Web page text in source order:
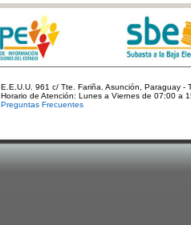
E.E.U.U. 961 c/ Tte. Fariña. Asunción, Paraguay -
Horario de Atención: Lunes a Viernes de 07:00 a
Preguntas Frecuentes